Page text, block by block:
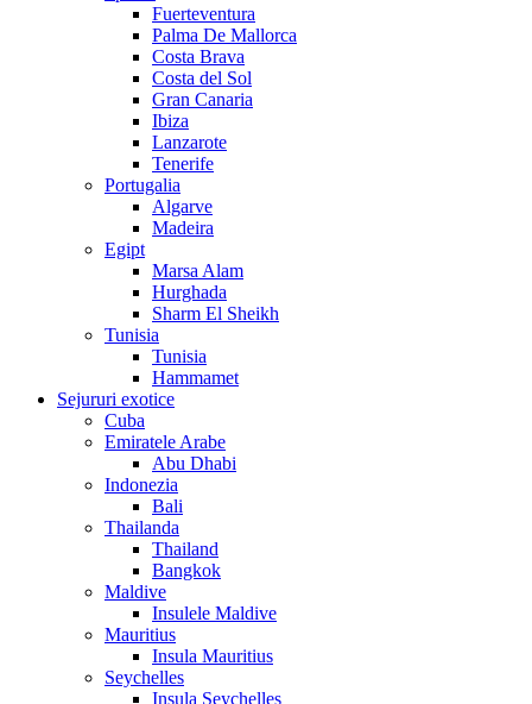
Fuerteventura
Palma De Mallorca
Costa Brava
Costa del Sol
Gran Canaria
Ibiza
Lanzarote
Tenerife
Portugalia
Algarve
Madeira
Egipt
Marsa Alam
Hurghada
Sharm El Sheikh
Tunisia
Tunisia
Hammamet
Sejururi exotice
Cuba
Emiratele Arabe
Abu Dhabi
Indonezia
Bali
Thailanda
Thailand
Bangkok
Maldive
Insulele Maldive
Mauritius
Insula Mauritius
Seychelles
Insula Seychelles